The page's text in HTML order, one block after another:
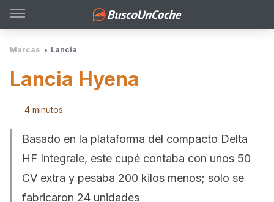
Marcas Lancia
Lancia Hyena
4 minutos
Basado en la plataforma del compacto Delta
HF Integrale, este cupé contaba con unos 50
CV extra y pesaba 200 kilos menos; solo se
fabricaron 24 unidades